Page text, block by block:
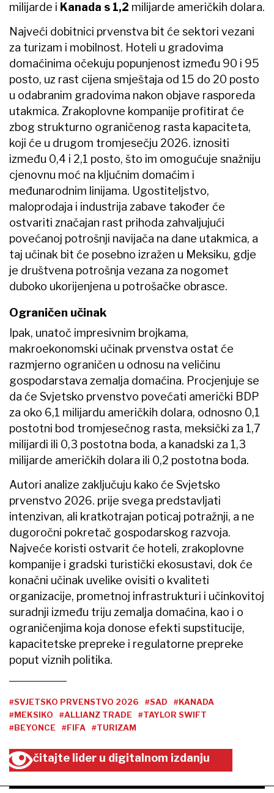
milijarde i Kanada s 1,2 milijarde američkih dolara.
Najveći dobitnici prvenstva bit će sektori vezani
za turizam i mobilnost. Hoteli u gradovima
domaćinima očekuju popunjenost između 90 i 95
posto, uz rast cijena smještaja od 15 do 20 posto
u odabranim gradovima nakon objave rasporeda
utakmica. Zrakoplovne kompanije profitirat će
zbog strukturno ograničenog rasta kapaciteta,
koji će u drugom tromjesečju 2026. iznositi
između 0,4 i 2,1 posto, što im omogućuje snažniju
cjenovnu moć na ključnim domaćim i
međunarodnim linijama. Ugostiteljstvo,
maloprodaja i industrija zabave također će
ostvariti značajan rast prihoda zahvaljujući
povećanoj potrošnji navijača na dane utakmica, a
taj učinak bit će posebno izražen u Meksiku, gdje
je društvena potrošnja vezana za nogomet
duboko ukorijenjena u potrošačke obrasce.
Ograničen učinak
Ipak, unatoč impresivnim brojkama,
makroekonomski učinak prvenstva ostat će
razmjerno ograničen u odnosu na veličinu
gospodarstava zemalja domaćina. Procjenjuje se
da će Svjetsko prvenstvo povećati američki BDP
za oko 6,1 milijardu američkih dolara, odnosno 0,1
postotni bod tromjesečnog rasta, meksički za 1,7
milijardi ili 0,3 postotna boda, a kanadski za 1,3
milijarde američkih dolara ili 0,2 postotna boda.
Autori analize zaključuju kako će Svjetsko
prvenstvo 2026. prije svega predstavljati
intenzivan, ali kratkotrajan poticaj potražnji, a ne
dugoročni pokretač gospodarskog razvoja.
Najveće koristi ostvarit će hoteli, zrakoplovne
kompanije i gradski turistički ekosustavi, dok će
konačni učinak uvelike ovisiti o kvaliteti
organizacije, prometnoj infrastrukturi i učinkovitoj
suradnji između triju zemalja domaćina, kao i o
ograničenjima koja donose efekti supstitucije,
kapacitetske prepreke i regulatorne prepreke
poput viznih politika.
#SVJETSKO PRVENSTVO 2026 #SAD
#KANADA
#MEKSIKO
#ALLIANZ TRADE
#TAYLOR SWIFT
#BEYONCE
#FIFA #TURIZAM
čitajte lider u digitalnom izdanju